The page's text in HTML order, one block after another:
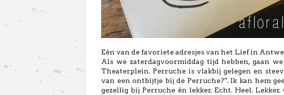
Eén van de favoriete adresjes van het Lief in
Als we zaterdagvoormiddag tijd hebben, gaan
Theaterplein. Perruche is vlakbij gelegen en
van een ontbijtje bij de Perruche?". Ik kan hem
gezellig bij Perruche én lekker. Echt. Heel.